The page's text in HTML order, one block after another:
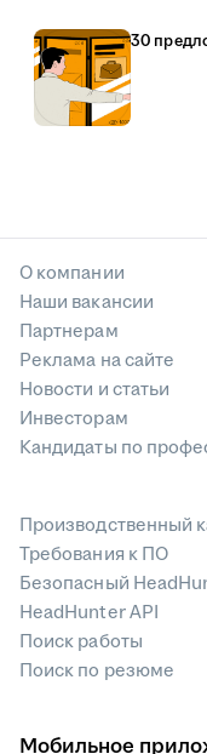
30
О компании
Наши вакансии
Партнерам
Реклама на сайте
Новости и статьи
Инвесторам
Кандидаты по
Производственный
Требования к ПО
Безопасный
HeadHunter API
Поиск работы
Поиск по резюме
Мобильное